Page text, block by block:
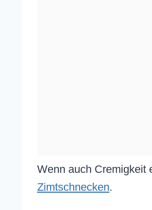
Wenn auch Cremigkeit
Zimtschnecken.